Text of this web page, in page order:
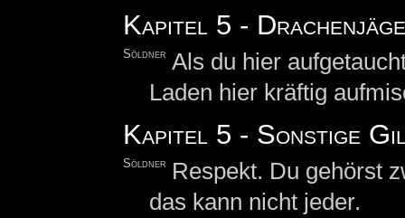
Kapitel 5 -
Söldner Als du hier
Laden hier kräftig
Kapitel 5 - Sonstige
Söldner
Respekt. Du gehörst
das kann nicht jeder.